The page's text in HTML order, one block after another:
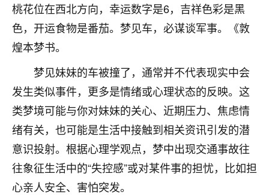
桃花位在西北方向，幸运数字是6，吉祥色彩是黑
色，开运食物是番茄。梦见车，必谋谈军事。《敦
煌本梦书。
梦见妹妹的车被撞了，通常并不代表现实中会
发生类似事件，更多是情绪或心理状态的反映。这
类梦境可能与你对妹妹的关心、近期压力、焦虑情
绪有关，也可能是生活中接触到相关资讯引发的潜
意识投射。根据心理学观点，梦中出现交通事故往
往象征生活中的“失控感”或对某件事的担忧，比如担
心亲人安全、害怕突发。
梦醒时分
我女儿高二叛逆，大半年不上学，一说她就要死要活
的，把我们两口子愁的不行，朋友给我推荐的慧来老
做完，我女儿跟变了个人一样，不期望她能考多好的
大学，只要能安安稳稳的把书读了，身体心理都健健
康康的我就很知足了！
鹿森：可怜天下父母心啊！
3小时前 来自河北 16
付深